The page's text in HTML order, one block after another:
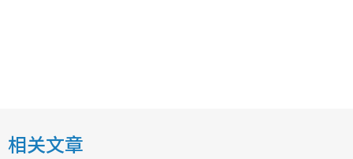
相关文章